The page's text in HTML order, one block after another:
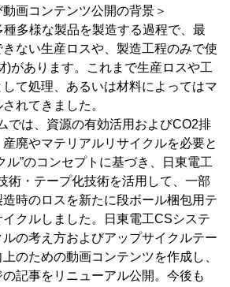
画コンテンツ公開の背景＞
種多様な製品を製造する過程で、最
ない生産ロスや、製造工程のみで使
)があります。これまで生産ロスや工
て処理、あるいは材料によってはマ
れてきました。
では、資源の有効活用およびCO2排
廃やマテリアルリサイクルを必要と
ル”のコンセプトに基づき、日東電工
術・テープ化技術を活用して、一部
時のロスを新たに段ボール梱包用テ
クルしました。日東電工CSシステ
の考え方およびアップサイクルテー
のための動画コンテンツを作成し、
記事をリニューアル公開。今後も